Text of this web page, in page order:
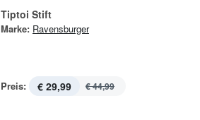
Tiptoi Stift
Marke: Ravensburger
Preis: € 29,99 € 44,99